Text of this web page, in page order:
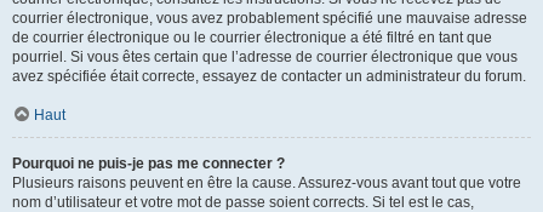
courrier électronique, vous avez probablement spécifié une mauvaise adresse
de courrier électronique ou le courrier électronique a été filtré en tant que
pourriel. Si vous êtes certain que l’adresse de courrier électronique que vous
avez spécifiée était correcte, essayez de contacter un administrateur du forum.
Haut
Pourquoi ne puis-je pas me connecter ?
Plusieurs raisons peuvent en être la cause. Assurez-vous avant tout que votre
nom d’utilisateur et votre mot de passe soient corrects. Si tel est le cas,